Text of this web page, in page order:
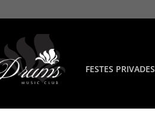
FESTES PRIVADES